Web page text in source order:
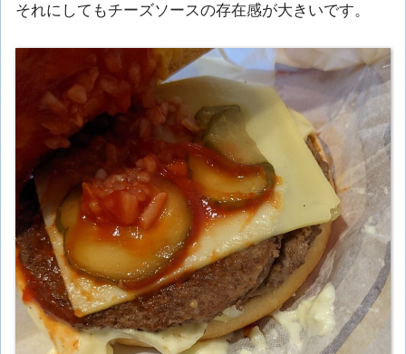
それにしてもチーズソースの存在感が大きいです。